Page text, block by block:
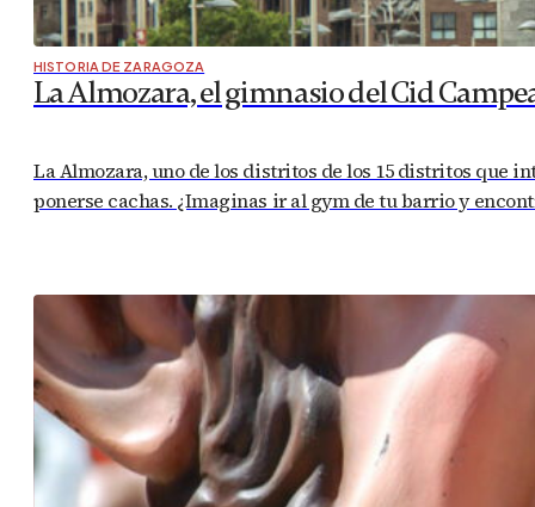
HISTORIA DE ZARAGOZA
La Almozara, el gimnasio del Cid
La Almozara, uno de los distritos de los 15 distritos que
ponerse cachas. ¿Imaginas ir al gym de tu barrio y